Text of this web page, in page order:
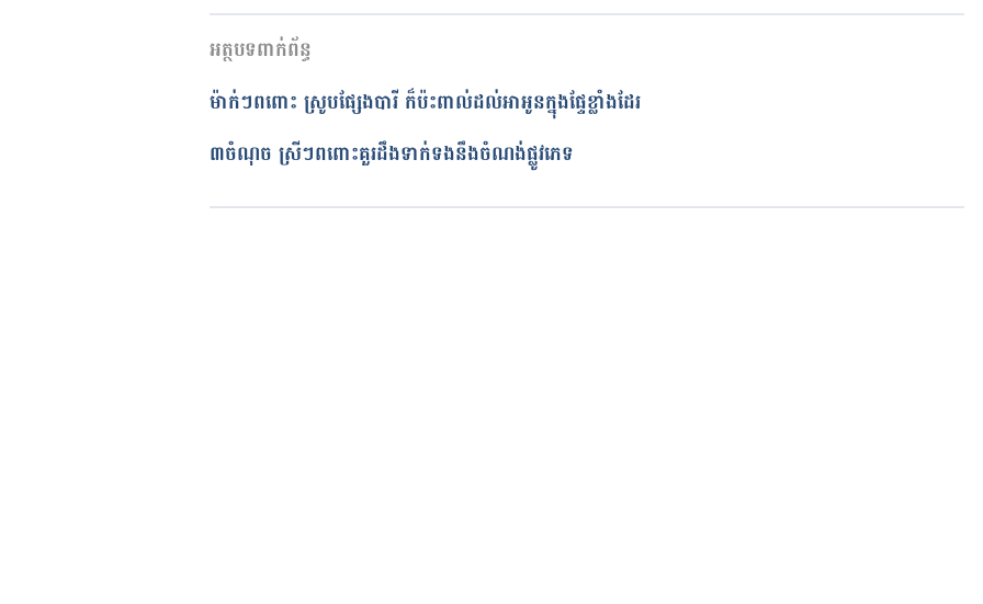
13/01/2021
អត្ថបទ​ដោយ
ដេត ធន្នី
ត្រួតពិនិត្យដោយ វេជ្ជ. ចាន់ ស៊ីណេត
បច្ចុប្បន្នភាពដោយ៖
ដេត ធន្នី
អត្ថបទពាក់ព័ន្ធ
ម៉ាក់ៗពពោះ ស្រូបផ្សែងបារី ក៏ប៉ះពាល់ដល់អាអូនក្នុងផ្ទែខ្លាំងដែរ
៣ចំណុច ស្រីៗ​ពពោះគួរដឹង​ទាក់ទង​នឹងចំណង់ផ្លូវភេទ